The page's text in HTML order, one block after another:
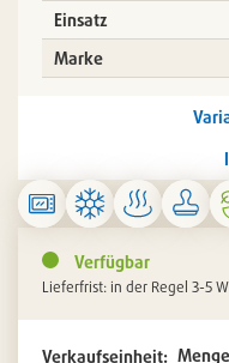
Einsatz
Marke
Verfügbar
Lieferfrist: in der Regel 3-5
Verkaufseinheit: